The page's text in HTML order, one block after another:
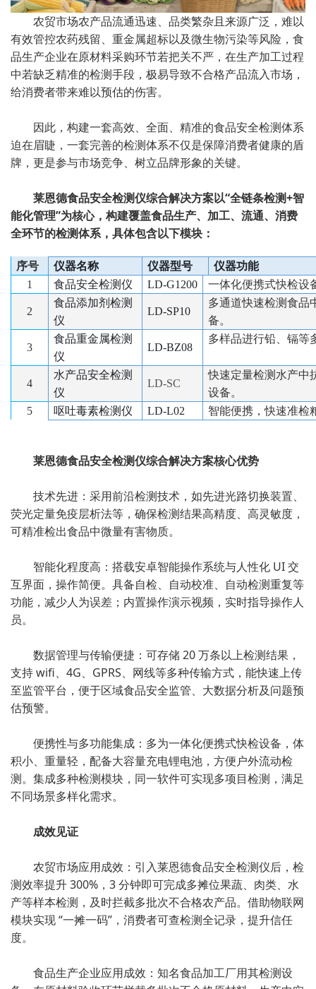
农贸市场农产品流通迅速、品类繁杂且来源广泛，难以
有效管控农药残留、重金属超标以及微生物污染等风险，食
品生产企业在原材料采购环节若把关不严，在生产加工过程
中若缺乏精准的检测手段，极易导致不合格产品流入市场，
给消费者带来难以预估的伤害。
因此，构建一套高效、全面、精准的食品安全检测体系
迫在眉睫，一套完善的检测体系不仅是保障消费者健康的盾
牌，更是参与市场竞争、树立品牌形象的关键。
莱恩德食品安全检测仪综合解决方案以“全链条检测+智
能化管理”为核心，构建覆盖食品生产、加工、流通、消费
全环节的检测体系，具体包含以下模块：
序号 仪器名称 仪器型号
仪器功能
1
食品安全检测仪 LD-G1200 一体化便携式快检设
2
食品添加剂检测
仪
LD-SP10
多通道快速检测食品
备。
3
食品重金属检测
仪
LD-BZ08
多样品进行铅、镉等
4
水产品安全检测
仪
LD-SC
快速定量检测水产中
设备。
5
呕吐毒素检测仪 LD-L02 智能便携，快速准检
莱恩德食品安全检测仪综合解决方案核心优势
技术先进：采用前沿检测技术，如先进光路切换装置、
荧光定量免疫层析法等，确保检测结果高精度、高灵敏度，
可精准检出食品中微量有害物质。
智能化程度高：搭载安卓智能操作系统与人性化 UI 交
互界面，操作简便。具备自检、自动校准、自动检测重复等
功能，减少人为误差；内置操作演示视频，实时指导操作人
员。
数据管理与传输便捷：可存储 20 万条以上检测结果，
支持 wifi、4G、GPRS、网线等多种传输方式，能快速上传
至监管平台，便于区域食品安全监管、大数据分析及问题预
估预警。
便携性与多功能集成：多为一体化便携式快检设备，体
积小、重量轻，配备大容量充电锂电池，方便户外流动检
测。集成多种检测模块，同一软件可实现多项目检测，满足
不同场景多样化需求。
成效见证
农贸市场应用成效：引入莱恩德食品安全检测仪后，检
测效率提升 300%，3 分钟即可完成多摊位果蔬、肉类、水
产等样本检测，及时拦截多批次不合格农产品。借助物联网
模块实现 “一摊一码”，消费者可查检测全记录，提升信任
度。
食品生产企业应用成效：知名食品加工厂用其检测设